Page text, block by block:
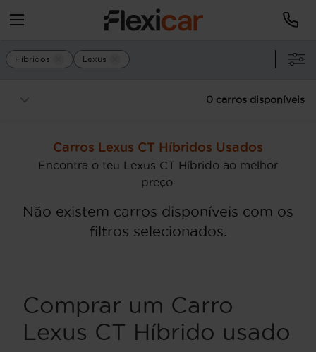
Híbridos Lexus
0 carros disponíveis
Carros Lexus CT Híbridos Usados
Encontra o teu Lexus CT Híbrido ao melhor
preço.
Não existem carros disponíveis com os
filtros selecionados.
Comprar um Carro
Lexus CT Híbrido usado